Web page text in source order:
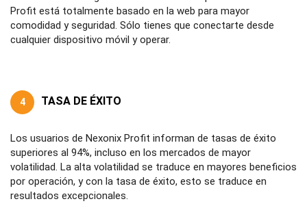
Profit está totalmente basado en la web para mayor
comodidad y seguridad. Sólo tienes que conectarte desde
cualquier dispositivo móvil y operar.
4 TASA DE ÉXITO
Los usuarios de Nexonix Profit informan de tasas de éxito
superiores al 94%, incluso en los mercados de mayor
volatilidad. La alta volatilidad se traduce en mayores beneficios
por operación, y con la tasa de éxito, esto se traduce en
resultados excepcionales.